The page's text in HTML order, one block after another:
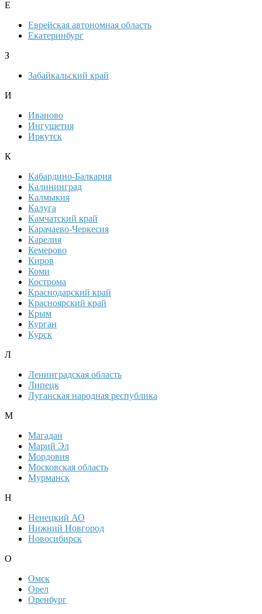
Е
Еврейская автономная область
Екатеринбург
З
Забайкальский край
И
Иваново
Ингушетия
Иркутск
К
Кабардино-Балкария
Калининград
Калмыкия
Калуга
Камчатский край
Карачаево-Черкесия
Карелия
Кемерово
Киров
Коми
Кострома
Краснодарский край
Красноярский край
Крым
Курган
Курск
Л
Ленинградская область
Липецк
Луганская народная республика
М
Магадан
Марий Эл
Мордовия
Московская область
Мурманск
Н
Ненецкий АО
Нижний Новгород
Новосибирск
О
Омск
Орел
Оренбург